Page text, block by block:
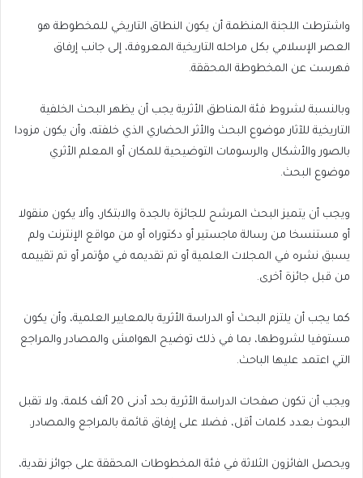
واشترطت اللجنة المنظمة أن يكون النطاق التاريخي للمخطوطة هو
العصر الإسلامي بكل مراحله التاريخية المعروفة، إلى جانب إرفاق
فهرست عن المخطوطة المحققة.
وبالنسبة لشروط فئة المناطق الأثرية يجب أن يظهر البحث الخلفية
التاريخية للآثار موضوع البحث والأثر الحضاري الذي خلفته، وأن يكون مزودا
بالصور والأشكال والرسومات التوضيحية للمكان أو المعلم الأثري
موضوع البحث.
ويجب أن يتميز البحث المرشح للجائزة بالجدة والابتكار، وألا يكون منقولا
أو مستنسخا من رسالة ماجستير أو دكتوراه أو من مواقع الإنترنت ولم
يسبق نشره في المجلات العلمية أو تم تقديمه في مؤتمر أو تم تقييمه
من قبل جائزة أخرى.
كما يجب أن يلتزم البحث أو الدراسة الأثرية بالمعايير العلمية، وأن يكون
مستوفيا لشروطها، بما في ذلك توضيح الهوامش والمصادر والمراجع
التي اعتمد عليها الباحث.
ويجب أن تكون صفحات الدراسة الأثرية بحد أدنى 20 ألف كلمة، ولا تقبل
البحوث بعدد كلمات أقل، فضلا على إرفاق قائمة بالمراجع والمصادر.
ويحصل الفائزون الثلاثة في فئة المخطوطات المحققة على جوائز نقدية،